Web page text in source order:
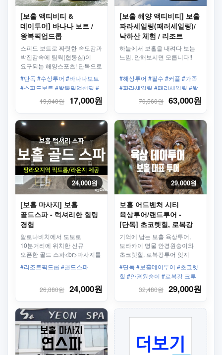
[보홀 액티비티 &
데이투어] 바나나 보트 /
왕복픽업드롭
스피드 보트로 짜릿한 속도감과
박진감속에 팀웍(협동심)이
요구되는 해양스포츠! 단독으로
우리끼리만 타자!
#단독 #수상투어 #바나나보트
#스피드보트 #왕복픽업샌딩 #
19,040원 17,000원
[보홀 해양 액티비티] 보홀
파라세일링(패러세일링)/
낙하산 체험 / 리조트
픽드롭 선택
하늘에서 보홀을 내려다 보는
느낌, 안해보시면 모릅니다!!
#해상투어 #필수 #커플 #가족
#파라세일링 #패러세일링 #왕
복픽업샌딩 #화이트비치 #낙하
70,560원 63,000원
24,000원
[보홀 마사지] 보홀
골드스파 - 럭셔리한 힐링
경험
알로나비치에서 도보로
10분거리에 위치한 신규
오픈한 골드 스파<br>마사지를
받은 후에 알로나 비치 방문이
가능하고, 깔끔한 시설과
마사지로도 좋습니다.
#리조트픽드롭 #골드스파
26,880원 24,000원
29,000원
보홀 어드벤처 시티
육상투어/랜드투어 -
[단독] 초코렛힐, 로복강
플로팅 레스토랑/마사지
(선택가능) 데이투어
기억에 남는 보홀 육상투어,
보라카이 명물 안경원숭이와
초코렛힐, 로복강투어 잊지
못할 투어가 되실 껍니다.
#단독 #보홀데이투어 #초코렛
힐 #안경원숭이 #로복강 크루
즈 #나비농장 #행잉 브릿지 #보
홀시티투어 #보홀랜드투어
32,480원 29,000원